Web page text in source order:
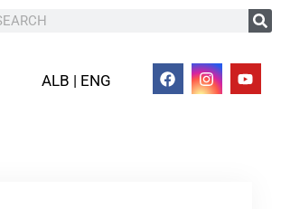
ALB | ENG